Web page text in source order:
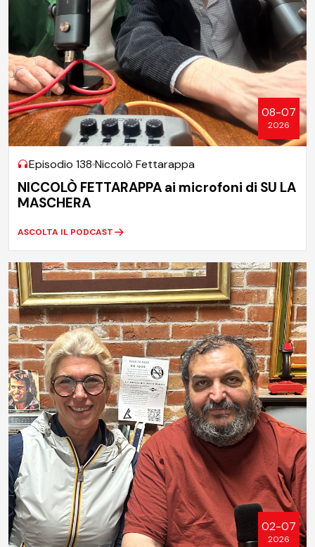
08-07
2026
Episodio 138 Niccolò Fettarappa
NICCOLÒ FETTARAPPA ai microfoni di SU LA
MASCHERA
ASCOLTA IL PODCAST
02-07
2026